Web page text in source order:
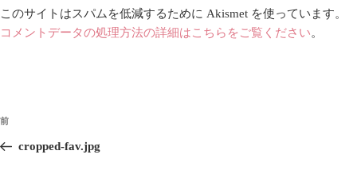
このサイトはスパムを低減するために Akismet を使っています。
コメントデータの処理方法の詳細はこちらをご覧ください。
投
ナ
前
の
前
cropped-fav.jpg